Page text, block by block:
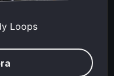
Loops